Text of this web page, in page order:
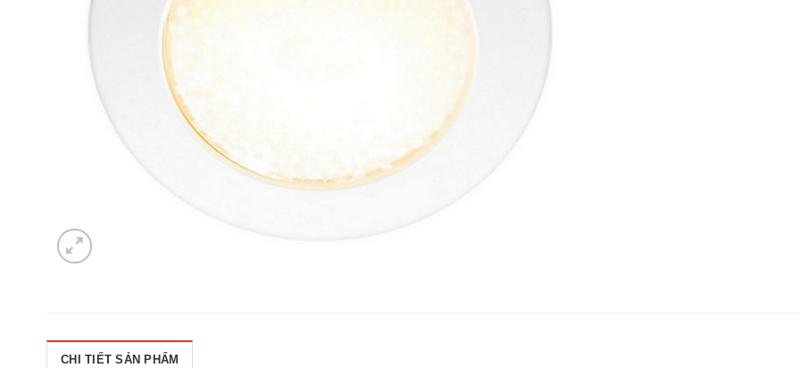
CHI TIẾT SẢN PHẨM